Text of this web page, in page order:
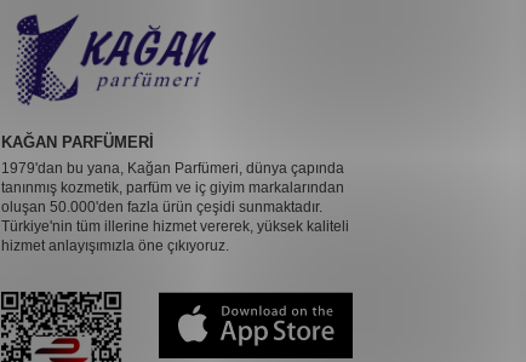
KAĞAN PARFÜMERİ
1979'dan bu yana, Kağan Parfümeri, dünya çapında
tanınmış kozmetik, parfüm ve iç giyim markalarından
oluşan 50.000'den fazla ürün çeşidi sunmaktadır.
Türkiye'nin tüm illerine hizmet vererek, yüksek kaliteli
hizmet anlayışımızla öne çıkıyoruz.